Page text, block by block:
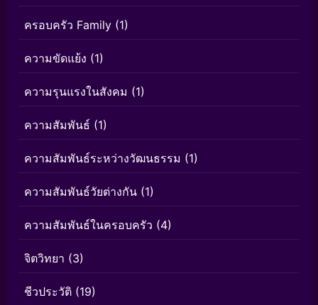
ครอบครัว Family (1)
ความขัดแย้ง (1)
ความรุนแรงในสังคม (1)
ความสัมพันธ์ (1)
ความสัมพันธ์ระหว่างวัฒนธรรม (1)
ความสัมพันธ์วัยต่างกัน (1)
ความสัมพันธ์ในครอบครัว (4)
จิตวิทยา (3)
ชีวประวัติ (19)